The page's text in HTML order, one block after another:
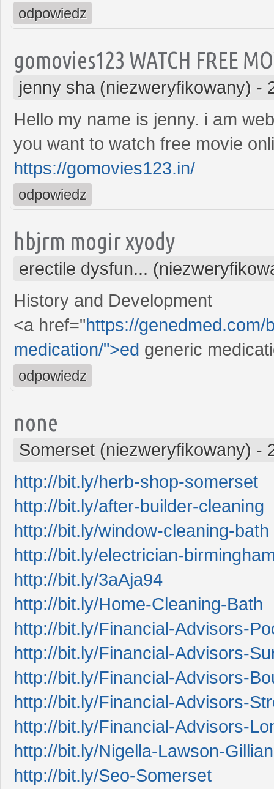
odpowiedz
gomovies123 WATCH FREE
jenny sha (niezweryfikowany) -
Hello my name is jenny. i am
you want to watch free movie
https://gomovies123.in/
odpowiedz
hbjrm mogir xyody
erectile dysfun...
History and Development
<a href="https://
medication/">ed generic
odpowiedz
none
Somerset (niezweryfikowany) -
http://bit.ly/herb-shop-somerset
http://bit.ly/after-builder-cleaning
http://bit.ly/window-cleaning-bath
http://bit.ly/electrician-
http://bit.ly/3aAja94
http://bit.ly/Home-Cleaning-Bath
http://bit.ly/Financial-Advisors-
http://bit.ly/Financial-Advisors-
http://bit.ly/Financial-Advisors-
http://bit.ly/Financial-Advisors-
http://bit.ly/Financial-Advisors-
http://bit.ly/Nigella-Lawson-
http://bit.ly/Seo-Somerset